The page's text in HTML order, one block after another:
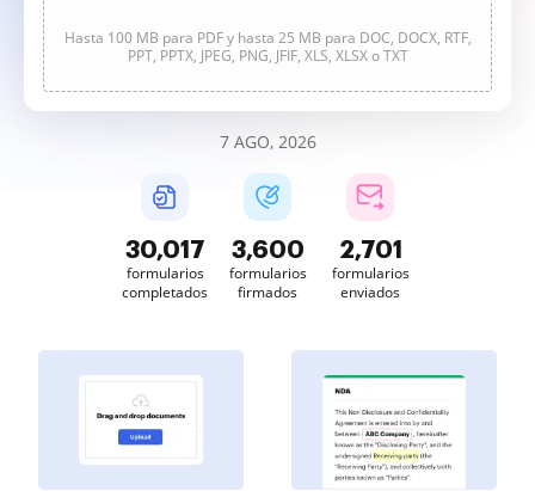
Hasta 100 MB para PDF y hasta 25 MB para DOC, DOCX, RTF,
PPT, PPTX, JPEG, PNG, JFIF, XLS, XLSX o TXT
7 AGO, 2026
30,017
formularios
completados
3,600
formularios
firmados
2,702
formularios
enviados